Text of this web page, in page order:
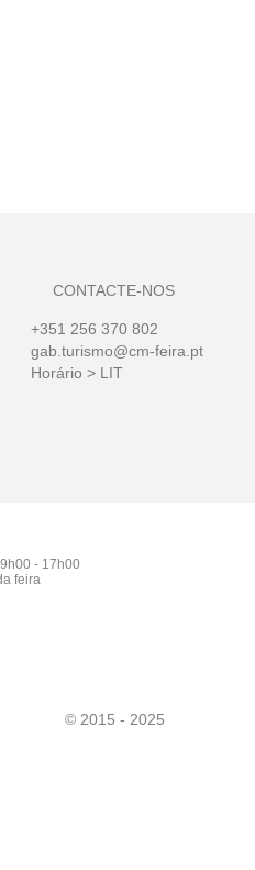
CONTACTE-NOS
+351 256 370 802
gab.turismo@cm-feira.pt
Horário > LIT
- 17h00
feira
© 2015 - 2025